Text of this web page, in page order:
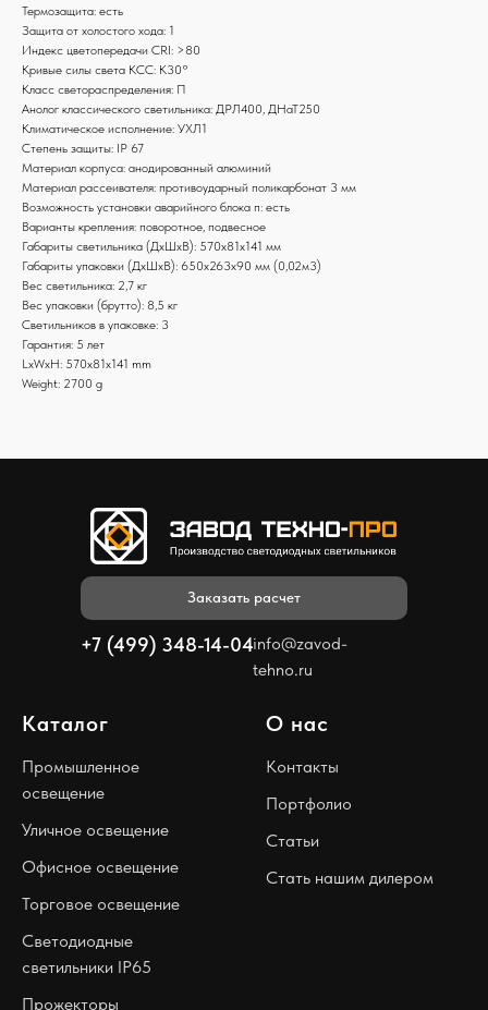
Термозащита: есть
Защита от холостого хода: 1
Индекс цветопередачи СRI: >80
Кривые силы света КСС: К30°
Класс светораспределения: П
Анолог классического светильника: ДРЛ400, ДНаТ250
Климатическое исполнение: УХЛ1
Степень защиты: IP 67
Материал корпуса: анодированный алюминий
Материал рассеивателя: противоударный поликарбонат 3 мм
Возможность установки аварийного блока п: есть
Варианты крепления: поворотное, подвесное
Габариты светильника (ДхШхВ): 570x81x141 мм
Габариты упаковки (ДхШхВ): 650x263x90 мм (0,02м3)
Вес светильника: 2,7 кг
Вес упаковки (брутто): 8,5 кг
Светильников в упаковке: 3
Гарантия: 5 лет
LxWxH: 570x81x141 mm
Weight: 2700 g
+7 (499) 348-14-04info@zavod-
tehno.ru
Заказать расчет
Каталог
Промышленное
освещение
Уличное освещение
Офисное освещение
Торговое освещение
Светодиодные
светильники IP65
Прожекторы
О нас
Контакты
Портфолио
Статьи
Стать нашим дилером